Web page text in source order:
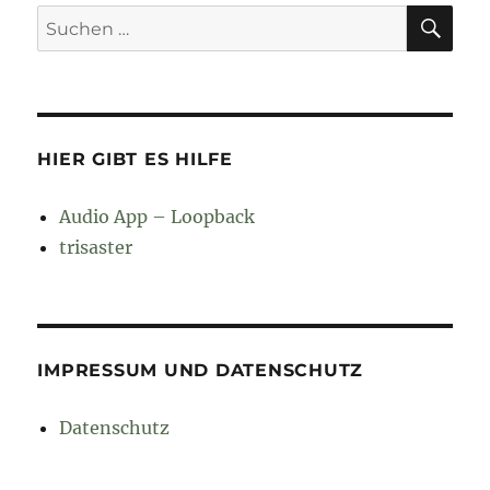
Suchen
nach:
HIER GIBT ES HILFE
Audio App – Loopback
trisaster
IMPRESSUM UND DATENSCHUTZ
Datenschutz